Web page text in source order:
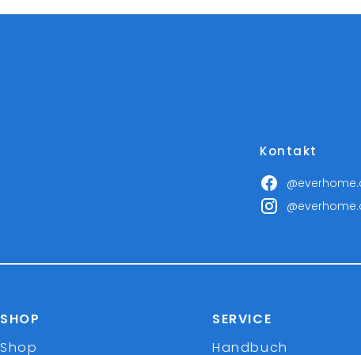
Kontakt
SHOP
Shop
SERVICE
Handbuch